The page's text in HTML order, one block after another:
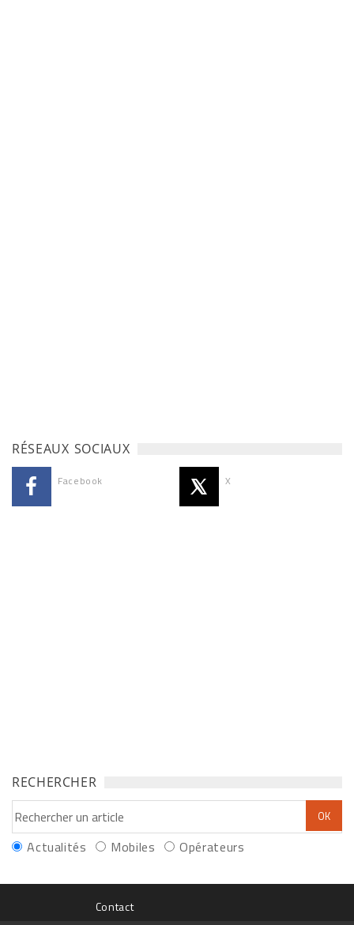
RÉSEAUX SOCIAUX
Facebook X
RECHERCHER
Actualités Mobiles Opérateurs
Contact